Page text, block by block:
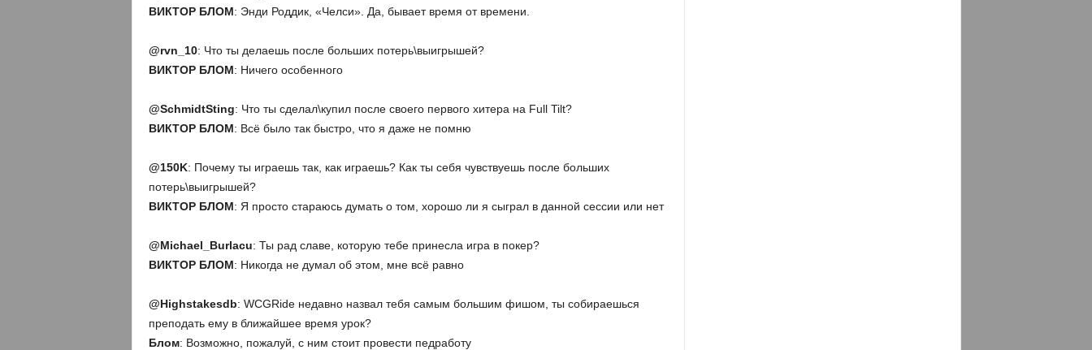
ВИКТОР БЛОМ: Энди Роддик, «Челси». Да, бывает время от времени.
@rvn_10: Что ты делаешь после больших потерь\выигрышей?
ВИКТОР БЛОМ: Ничего особенного
@SchmidtSting: Что ты сделал\купил после своего первого хитера на Full Tilt?
ВИКТОР БЛОМ: Всё было так быстро, что я даже не помню
@150K: Почему ты играешь так, как играешь? Как ты себя чувствуешь после больших
потерь\выигрышей?
ВИКТОР БЛОМ: Я просто стараюсь думать о том, хорошо ли я сыграл в данной сессии или нет
@Michael_ Burlacu: Ты рад славе, которую тебе принесла игра в покер?
ВИКТОР БЛОМ: Никогда не думал об этом, мне всё равно
@Highstakesdb: WCGRide недавно назвал тебя самым большим фишом, ты собираешься
преподать ему в ближайшее время урок?
Блом: Возможно, пожалуй, с ним стоит провести педработу